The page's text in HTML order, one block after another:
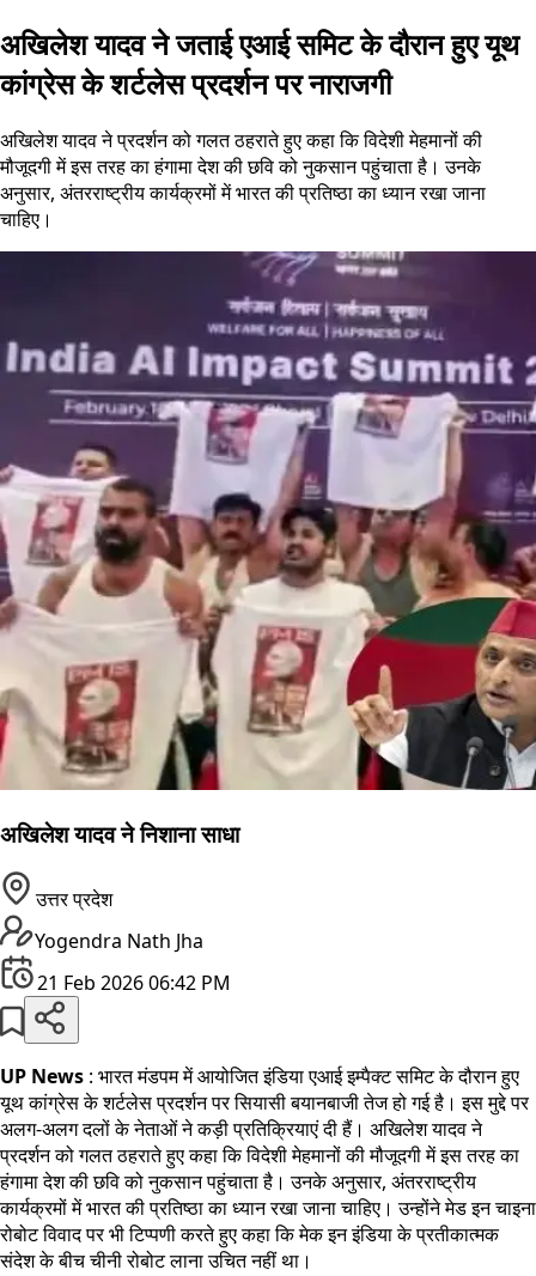
अखिलेश यादव ने जताई एआई समिट के दौरान हुए यूथ
कांग्रेस के शर्टलेस प्रदर्शन पर नाराजगी
अखिलेश यादव ने प्रदर्शन को गलत ठहराते हुए कहा कि विदेशी मेहमानों की
मौजूदगी में इस तरह का हंगामा देश की छवि को नुकसान पहुंचाता है। उनके
अनुसार, अंतरराष्ट्रीय कार्यक्रमों में भारत की प्रतिष्ठा का ध्यान रखा जाना
चाहिए।
अखिलेश यादव ने निशाना साधा
उत्तर प्रदेश
Yogendra Nath Jha
21 Feb 2026 06:42 PM
UP News : भारत मंडपम में आयोजित इंडिया एआई इम्पैक्ट समिट के दौरान हुए
यूथ कांग्रेस के शर्टलेस प्रदर्शन पर सियासी बयानबाजी तेज हो गई है। इस मुद्दे पर
अलग-अलग दलों के नेताओं ने कड़ी प्रतिक्रियाएं दी हैं। अखिलेश यादव ने
प्रदर्शन को गलत ठहराते हुए कहा कि विदेशी मेहमानों की मौजूदगी में इस तरह का
हंगामा देश की छवि को नुकसान पहुंचाता है। उनके अनुसार, अंतरराष्ट्रीय
कार्यक्रमों में भारत की प्रतिष्ठा का ध्यान रखा जाना चाहिए। उन्होंने मेड इन चाइना
रोबोट विवाद पर भी टिप्पणी करते हुए कहा कि मेक इन इंडिया के प्रतीकात्मक
संदेश के बीच चीनी रोबोट लाना उचित नहीं था।